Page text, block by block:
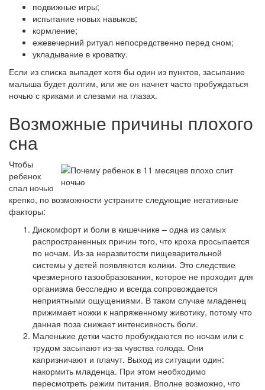
подвижные игры;
испытание новых навыков;
кормление;
ежевечерний ритуал непосредственно перед сном;
укладывание в кроватку.
Если из списка выпадет хотя бы один из пунктов, засыпание
малыша будет долгим, или же он начнет часто пробуждаться
ночью с криками и слезами на глазах.
Возможные причины плохого
сна
Чтобы
ребенок
спал ночью
крепко, по возможности устраните следующие негативные
факторы:
Дискомфорт и боли в кишечнике – одна из самых
распространенных причин того, что кроха просыпается
по ночам. Из-за неразвитости пищеварительной
системы у детей появляются колики. Это следствие
чрезмерного газообразования, которое не проходит для
организма бесследно и всегда сопровождается
неприятными ощущениями. В таком случае младенец
прижимает ножки к напряженному животику, потому что
данная поза снижает интенсивность боли.
Маленькие детки часто пробуждаются по ночам или с
трудом засыпают из-за чувства голода. Они
капризничают и плачут. Выход из ситуации один:
накормить младенца. При этом необходимо
пересмотреть режим питания. Вполне возможно, что